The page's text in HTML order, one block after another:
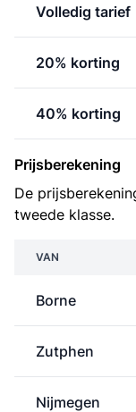
Volledig tarief
20% korting
40% korting
Prijsberekening
De
tweede klasse.
VAN
Borne
Zutphen
Nijmegen